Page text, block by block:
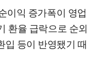
이익 증가폭이 영업
환율 급락으로 순외
입 등이 반영됐기 때